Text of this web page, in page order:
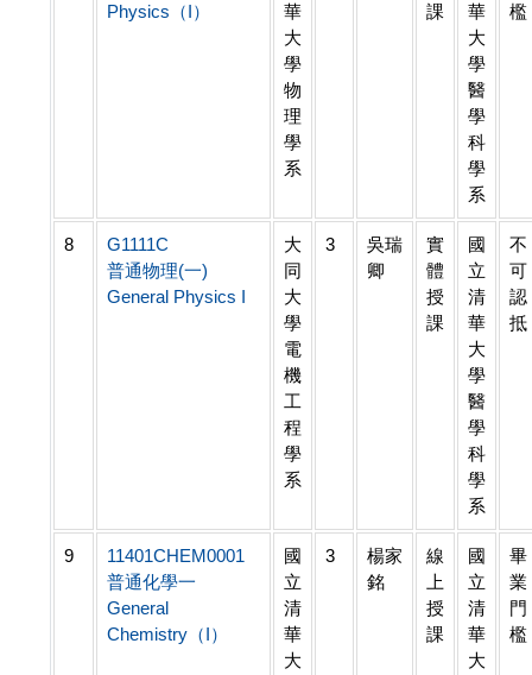
Physics（I）
華
大
學
物
理
學
系
課
華
大
學
醫
學
科
學
系
檻
8
G1111C
普通物理(一)
General Physics I
大
同
大
學
電
機
工
程
學
系
3
吳瑞
卿
實
體
授
課
國
立
清
華
大
學
醫
學
科
學
系
不
可
認
抵
9
11401CHEM0001
普通化學一
General
Chemistry（I）
國
立
清
華
大
3
楊家
銘
線
上
授
課
國
立
清
華
大
畢
業
門
檻